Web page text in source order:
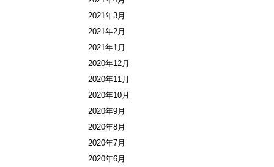
2021年3月
2021年2月
2021年1月
2020年12月
2020年11月
2020年10月
2020年9月
2020年8月
2020年7月
2020年6月